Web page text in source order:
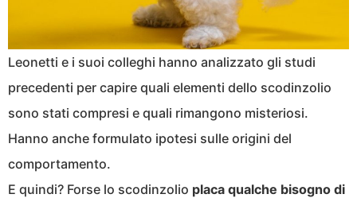
Leonetti e i suoi colleghi hanno analizzato gli studi
precedenti per capire quali elementi dello scodinzolio
sono stati compresi e quali rimangono misteriosi.
Hanno anche formulato ipotesi sulle origini del
comportamento.
E quindi? Forse lo scodinzolio placa qualche bisogno di